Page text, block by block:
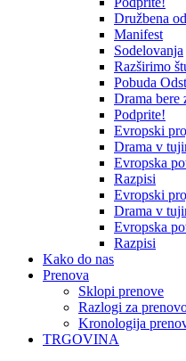
Družbena
Manifest
Sodelovanja
Razširimo
Pobuda
Drama bere
Podprite!
Evropski
Drama v
Evropska
Razpisi
Evropski
Drama v
Evropska
Razpisi
Kako do nas
Prenova
Sklopi prenove
Razlogi za
Kronologija
TRGOVINA